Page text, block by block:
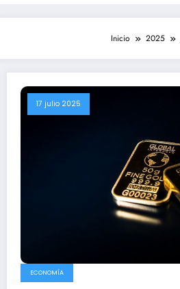
Inicio 2025
17 julio 2025
ECONOMÍA